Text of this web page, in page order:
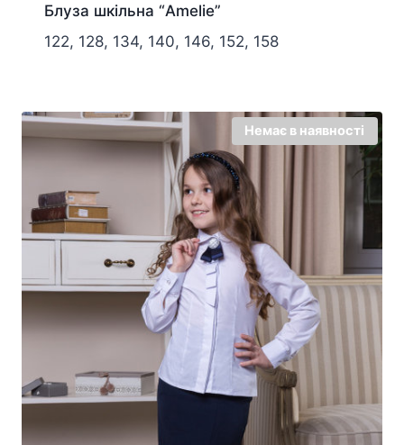
Блуза шкільна “Amelie”
122, 128, 134, 140, 146, 152, 158
Немає в наявності